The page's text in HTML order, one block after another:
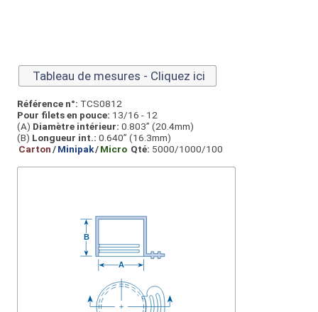
Tableau de mesures - Cliquez ici
Référence n°: TCS0812
Pour filets en pouce: 13/16 - 12
(A) Diamètre intérieur: 0.803” (20.4mm)
(B) Longueur int.: 0.640” (16.3mm)
Carton/Minipak/Micro Qté: 5000/1000/100